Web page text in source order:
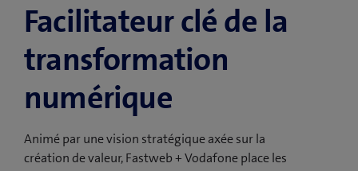
Facilitateur clé de la
transformation
numérique
Animé par une vision stratégique axée sur la
création de valeur, Fastweb + Vodafone place les